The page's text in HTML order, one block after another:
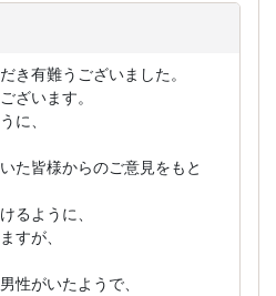
き有難うございました。
ざいます。
に、
た皆様からのご意見をもと
るように、
すが、
性がいたようで、